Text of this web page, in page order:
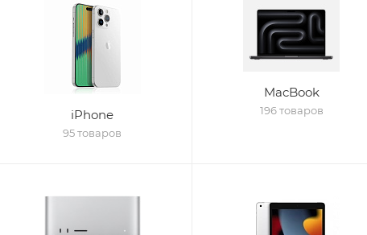
iPhone
95 товаров
MacBook
196 товаров